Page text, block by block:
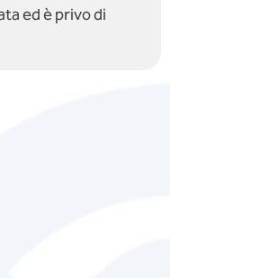
ed è privo di